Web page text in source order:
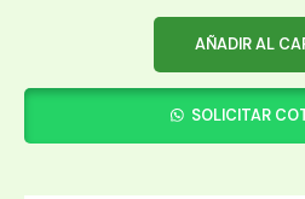
AÑADIR AL
SOLICITAR